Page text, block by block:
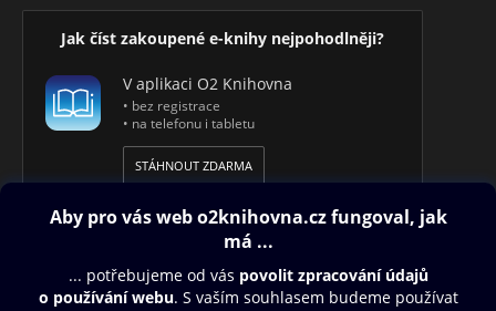
Jak číst zakoupené e-knihy nejpohodlněji?
V aplikaci O2 Knihovna
• bez registrace
• na telefonu i tabletu
STÁHNOUT ZDARMA
Obsah ke stažení